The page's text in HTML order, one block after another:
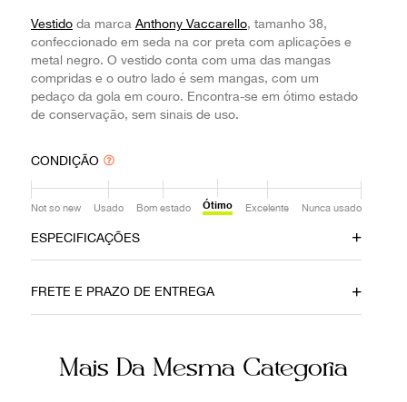
Vestido da marca Anthony Vaccarello, tamanho 38,
confeccionado em seda na cor preta com aplicações e
metal negro. O vestido conta com uma das mangas
compridas e o outro lado é sem mangas, com um
pedaço da gola em couro. Encontra-se em ótimo estado
de conservação, sem sinais de uso.
CONDIÇÃO
Not so new Usado Bom estado Ótimo Excelente Nunca usado
ESPECIFICAÇÕES
Seda Preto
Zíper 800377
FRETE E PRAZO DE ENTREGA
Mais Da Mesma Categoria